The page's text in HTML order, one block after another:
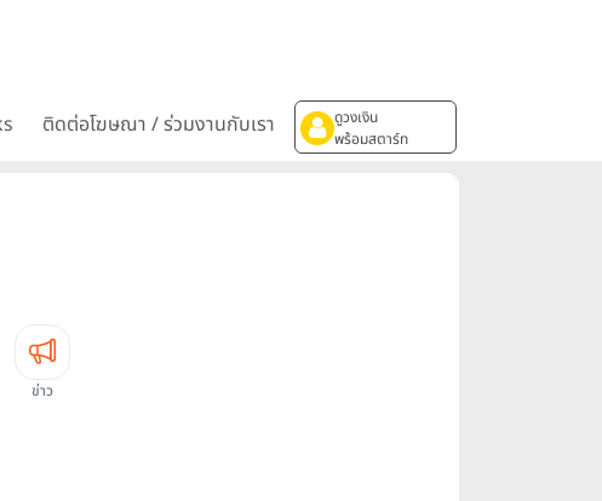
ติดต่อโฆษณา / ร่วมงานกับเรา
ดูวงเงิน
พร้อมสตาร์ท
ข่าว